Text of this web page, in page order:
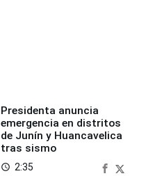
Presidenta anuncia
emergencia en distritos
de Junín y Huancavelica
tras sismo
access_time 2:35